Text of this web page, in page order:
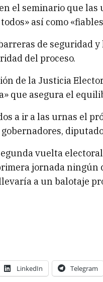
el seminario que
así como
de seguridad
del proceso.
de la Justicia
que asegura el
a ir a las urnas el
vuelta
jornada ningún
a un balotaje
LinkedIn Telegram